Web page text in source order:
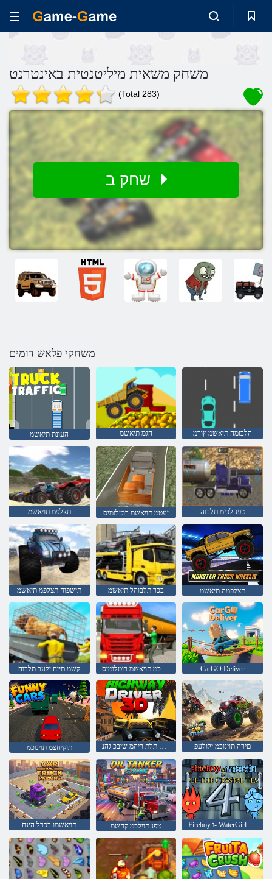
משחק משאית מיליטנטית באינטרנט
(Total 283)
משחקי פלאש דומים
העונת תיאשמ הגמ תיאשמ הלבזמה תיאשמ ץורמ
תצלפמ תויאשמ ןעטמ תויאשמ רוטלומיס טפנ לכימ תלבוה
תישפוח תצלפמ תיאשמ בכר תלבוהל תיאשמ תצלפמה תיאשמ
קשמ םייח ילעב תלבוה טפנ תילכמ תויאשמ רוטלומיס CarGO Deliver
תוקיחצמ תוינוכמ דמימ תלת ריהמ שיבכ גהנ םירה תוינוכמ ילולעפ
תויאשמו בכרל הינח טפנ תוילכמ קחשמ Fireboy ו- WaterGirl 4: Temple Crystal